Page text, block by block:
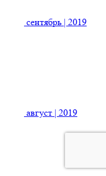
сентябрь | 2019
август | 2019